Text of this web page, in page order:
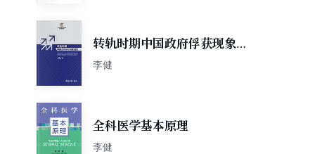
转轨时期中国政府俘获现象透
视
李健
全科医学基本原理
李健